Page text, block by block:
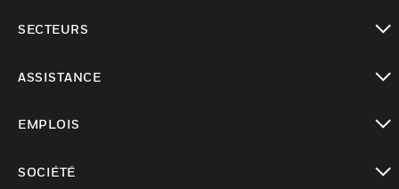
SECTEURS
ASSISTANCE
EMPLOIS
SOCIÉTÉ